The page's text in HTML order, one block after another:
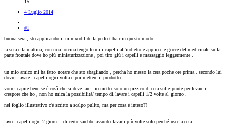
4 Luglio 2014
#1
buona sera , sto applicando il minixodil della perfect hair in questo modo .
la sera e la mattina, con una forcina tengo fermi i capelli all'indietro e applico le gocce del medicinale sulla
parte frontale dove ho più miniaturizzazione , poi tiro giù i capelli e massaggio leggermente .
un mio amico mi ha fatto notare che sto sbagliando , perchà ho messo la cera poche ore prima . secondo lui
dovrei lavare i capelli ogni volta e poi mettere il prodotto .
vorrei capire bene se è così che si deve fare . io metto solo un pizzico di cera sulle punte per levare il
crespore che ho , non ho mica la possibilità/ tempo di lavare i capelli 1/2 volte al giorno .
nel foglio illustrativo c'è scritto a scalpo pulito, ma per cosa è inteso??
lavo i capelli ogni 2 giorni , di certo sarebbe assurdo lavarli più volte solo perché uso la cera